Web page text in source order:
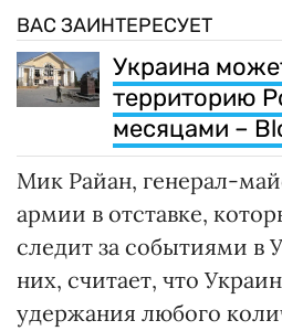
ВАС ЗАИНТЕРЕСУЕТ
Украина
территорию
месяцами –
Мик Райан, генерал-
армии в отставке,
следит за событиями в
них, считает, что
удержания любого